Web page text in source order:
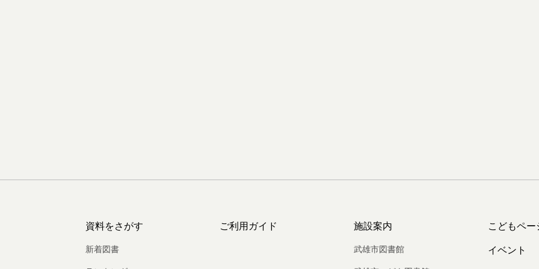
資料をさがす
新着図書
ご利用ガイド 施設案内
武雄市図書館
こどもペー
イベント